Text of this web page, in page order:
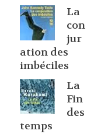
La
con
jur
ation des
imbéciles
La
Fin
des
temps